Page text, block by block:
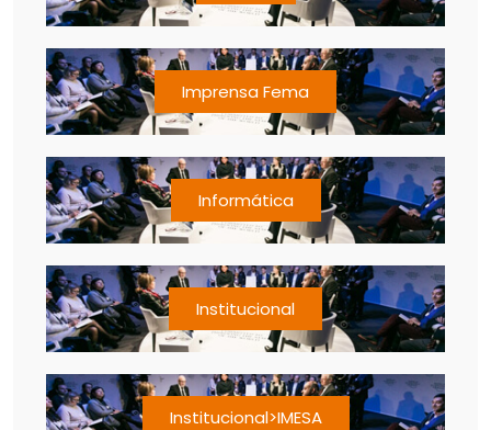
Imprensa Fema
Informática
Institucional
Institucional>IMESA